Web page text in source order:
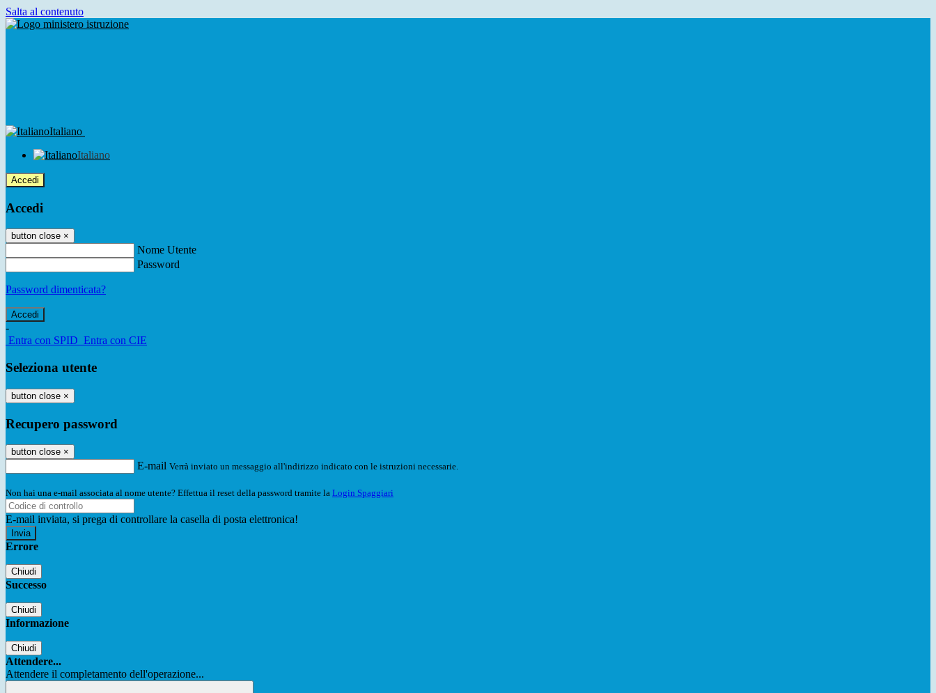
Salta al contenuto
Italiano
Italiano
Accedi
Accedi
button close ×
Nome Utente
Password
Password dimenticata?
-
Entra con SPID Entra con CIE
Seleziona utente
button close ×
Recupero password
button close ×
E-mail Verrà inviato un messaggio all'indirizzo indicato con le istruzioni necessarie.
Non hai una e-mail associata al nome utente? Effettua il reset della password tramite la Login Spaggiari
E-mail inviata, si prega di controllare la casella di posta elettronica!
Errore
Chiudi
Successo
Chiudi
Informazione
Chiudi
Attendere...
Attendere il completamento dell'operazione...